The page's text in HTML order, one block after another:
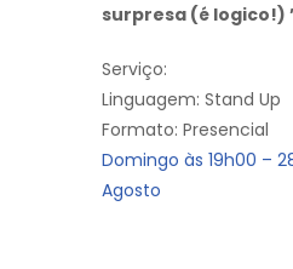
surpresa (é logico!)
Serviço:
Linguagem: Stand Up
Formato: Presencial
Domingo às 19h00 –
Agosto